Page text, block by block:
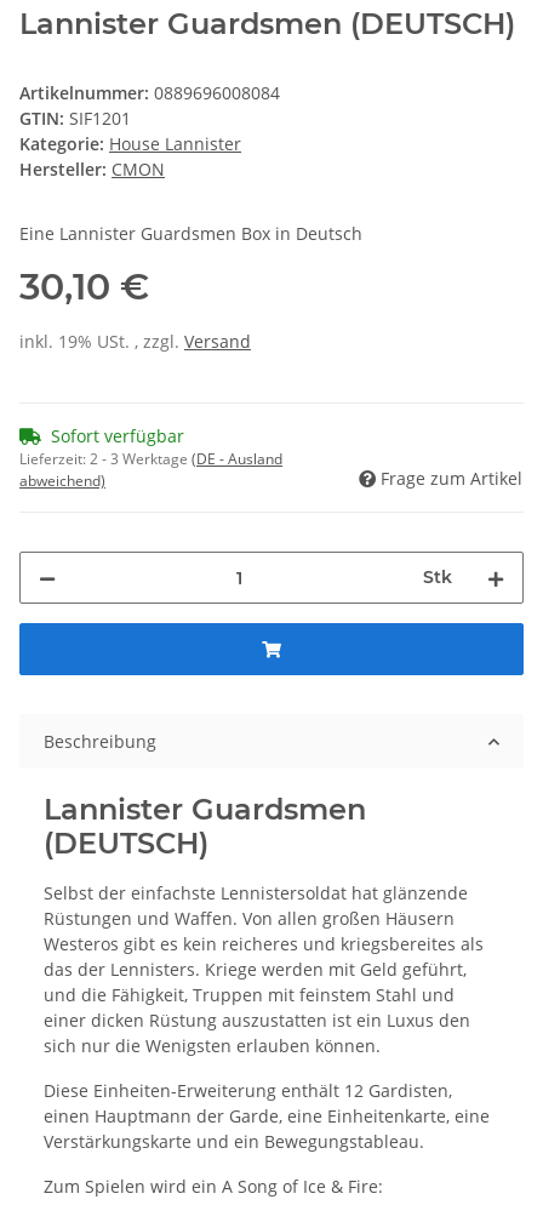
Lannister Guardsmen (DEUTSCH)
Artikelnummer: 0889696008084
GTIN: SIF1201
Kategorie: House Lannister
Hersteller: CMON
Eine Lannister Guardsmen Box in Deutsch
30,10 €
inkl. 19% USt. , zzgl. Versand
Sofort verfügbar
Lieferzeit:2 - 3 Werktage (DE - Ausland
abweichend)
Frage zum Artikel
Stk
Beschreibung
Lannister Guardsmen
(DEUTSCH)
Selbst der einfachste Lennistersoldat hat glänzende
Rüstungen und Waffen. Von allen großen Häusern
Westeros gibt es kein reicheres und kriegsbereites als
das der Lennisters. Kriege werden mit Geld geführt,
und die Fähigkeit, Truppen mit feinstem Stahl und
einer dicken Rüstung auszustatten ist ein Luxus den
sich nur die Wenigsten erlauben können.
Diese Einheiten-Erweiterung enthält 12 Gardisten,
einen Hauptmann der Garde, eine Einheitenkarte, eine
Verstärkungskarte und ein Bewegungstableau.
Zum Spielen wird ein A Song of Ice & Fire: